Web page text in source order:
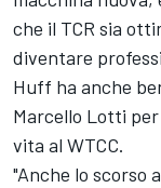
che il TCR sia
diventare
Huff ha anche
Marcello Lotti
vita al WTCC.
"Anche lo scorso